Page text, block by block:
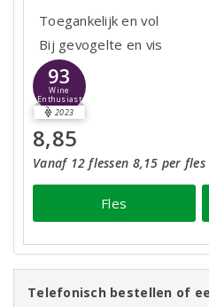
Toegankelijk en vol
Bij gevogelte en vis
93
Wine
Enthusiast
2023
8,85
Vanaf 12 flessen 8,15 per fles
Fles
Telefonisch bestellen of